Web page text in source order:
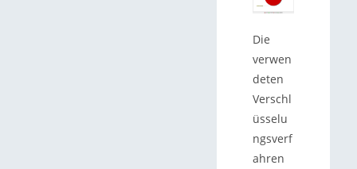
Die
verwen
deten
Verschl
üsselu
ngsverf
ahren